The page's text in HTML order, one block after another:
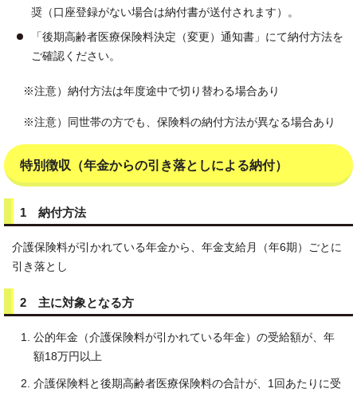
奨（口座登録がない場合は納付書が送付されます）。
「後期高齢者医療保険料決定（変更）通知書」にて納付方法を
ご確認ください。
※注意）納付方法は年度途中で切り替わる場合あり
※注意）同世帯の方でも、保険料の納付方法が異なる場合あり
特別徴収（年金からの引き落としによる納付）
1 納付方法
介護保険料が引かれている年金から、年金支給月（年6期）ごとに
引き落とし
2 主に対象となる方
公的年金（介護保険料が引かれている年金）の受給額が、年
額18万円以上
介護保険料と後期高齢者医療保険料の合計が、1回あたりに受